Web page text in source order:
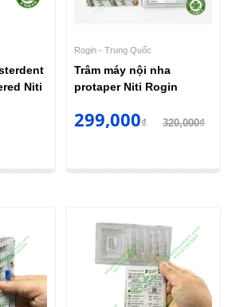
Niti
Rogin - Trung Quốc
Trâm máy nội nha
protaper Niti Rogin
299,000₫ 320,000₫